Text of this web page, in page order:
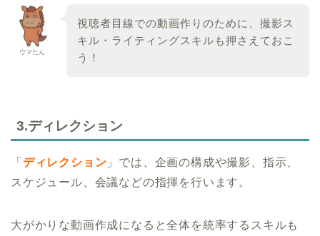
ウマたん
視聴者目線での動画作りのために、撮影ス
キル・ライティングスキルも押さえておこ
う！
3.ディレクション
「 ディレクション 」では、企画の構成や撮影、指示、
スケジュール、会議などの指揮を行います。
大がかりな動画作成になると全体を統率するスキルも